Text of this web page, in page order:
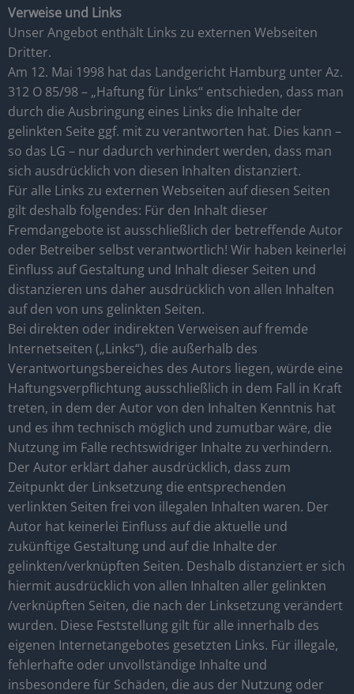
Verweise und Links
Unser Angebot enthält Links zu externen Webseiten
Dritter.
Am 12. Mai 1998 hat das Landgericht Hamburg unter Az.
312 O 85/98 – „Haftung für Links“ entschieden, dass man
durch die Ausbringung eines Links die Inhalte der
gelinkten Seite ggf. mit zu verantworten hat. Dies kann –
so das LG – nur dadurch verhindert werden, dass man
sich ausdrücklich von diesen Inhalten distanziert.
Für alle Links zu externen Webseiten auf diesen Seiten
gilt deshalb folgendes: Für den Inhalt dieser
Fremdangebote ist ausschließlich der betreffende Autor
oder Betreiber selbst verantwortlich! Wir haben keinerlei
Einfluss auf Gestaltung und Inhalt dieser Seiten und
distanzieren uns daher ausdrücklich von allen Inhalten
auf den von uns gelinkten Seiten.
Bei direkten oder indirekten Verweisen auf fremde
Internetseiten („Links“), die außerhalb des
Verantwortungsbereiches des Autors liegen, würde eine
Haftungsverpflichtung ausschließlich in dem Fall in Kraft
treten, in dem der Autor von den Inhalten Kenntnis hat
und es ihm technisch möglich und zumutbar wäre, die
Nutzung im Falle rechtswidriger Inhalte zu verhindern.
Der Autor erklärt daher ausdrücklich, dass zum
Zeitpunkt der Linksetzung die entsprechenden
verlinkten Seiten frei von illegalen Inhalten waren. Der
Autor hat keinerlei Einfluss auf die aktuelle und
zukünftige Gestaltung und auf die Inhalte der
gelinkten/verknüpften Seiten. Deshalb distanziert er sich
hiermit ausdrücklich von allen Inhalten aller gelinkten
/verknüpften Seiten, die nach der Linksetzung verändert
wurden. Diese Feststellung gilt für alle innerhalb des
eigenen Internetangebotes gesetzten Links. Für illegale,
fehlerhafte oder unvollständige Inhalte und
insbesondere für Schäden, die aus der Nutzung oder